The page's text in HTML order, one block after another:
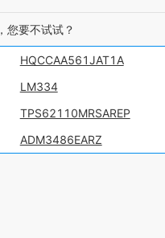
您要不试试？
HQCCAA561JAT1A
LM334
TPS62110MRSAREP
ADM3486EARZ